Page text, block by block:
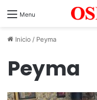
Menu
Inicio / Peyma
Peyma